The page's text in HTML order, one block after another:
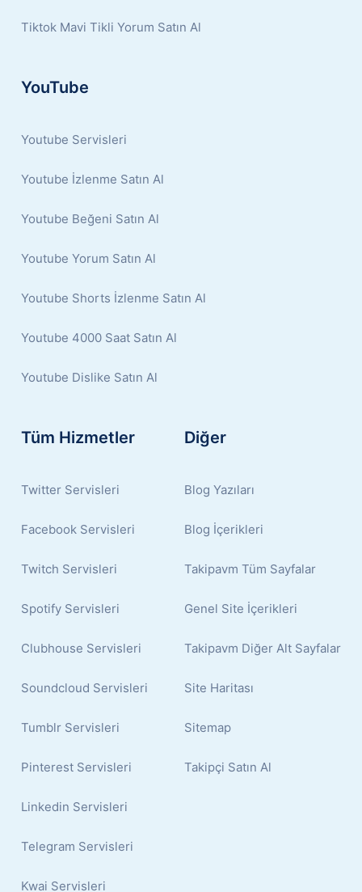
Tiktok Mavi Tikli Yorum Satın Al
YouTube
Youtube Servisleri
Youtube İzlenme Satın Al
Youtube Beğeni Satın Al
Youtube Yorum Satın Al
Youtube Shorts İzlenme Satın Al
Youtube 4000 Saat Satın Al
Youtube Dislike Satın Al
Tüm Hizmetler
Twitter Servisleri
Facebook Servisleri
Twitch Servisleri
Spotify Servisleri
Clubhouse Servisleri
Soundcloud Servisleri
Tumblr Servisleri
Pinterest Servisleri
Linkedin Servisleri
Telegram Servisleri
Kwai Servisleri
Diğer
Blog Yazıları
Blog İçerikleri
Takipavm Tüm Sayfalar
Genel Site İçerikleri
Takipavm Diğer Alt Sayfalar
Site Haritası
Sitemap
Takipçi Satın Al